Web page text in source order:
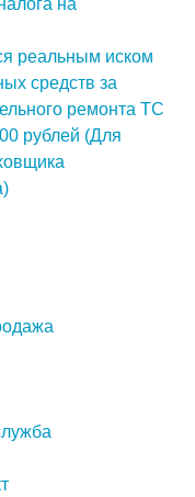
реальным иском
средств за
ремонта ТС
рублей (Для